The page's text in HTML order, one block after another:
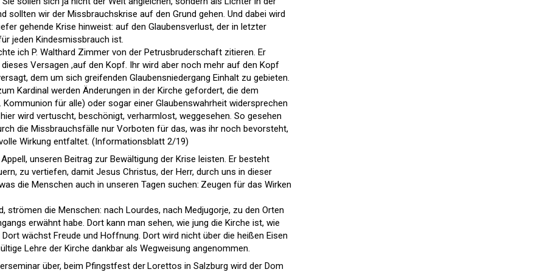
sollten wir der Miss­brauchskrise auf den Grund gehen. Und dabei wird
gehende Krise hinweist: auf den Glaubensverlust, der in letzter
jeden Kindesmissbrauch ist.
ich P. Walthard Zimmer von der Petrusbruderschaft zitieren. Er
Versagen ,auf den Kopf. Ihr wird aber noch mehr auf den Kopf
dem um sich greifenden Glaubensniedergang Einhalt zu gebieten.
Kardinal werden Änderungen in der Kirche gefordert, die dem
Kommunion für alle) oder sogar einer Glaubenswahrheit widersprechen
wird vertuscht, beschönigt, verharmlost, weggesehen. So gesehen
die Missbrauchsfälle nur Vorboten für das, was ihr noch bevorsteht,
Wirkung entfaltet. (Informationsblatt 2/19)
unseren Beitrag zur Bewältigung der Krise leisten. Er besteht
zu vertiefen, damit Jesus Christus, der Herr, durch uns in dieser
die Menschen auch in unseren Tagen suchen: Zeugen für das Wirken
strömen die Menschen: nach Lourdes, nach Medjugorje, zu den Orten
erwähnt habe. Dort kann man sehen, wie jung die Kirche ist, wie
wächst Freude und Hoffnung. Dort wird nicht über die heißen Eisen
Lehre der Kirche dankbar als Wegweisung angenommen.
über, beim Pfingstfest der Lorettos in Salzburg wird der Dom